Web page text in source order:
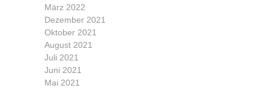
März 2022
Dezember 2021
Oktober 2021
August 2021
Juli 2021
Juni 2021
Mai 2021